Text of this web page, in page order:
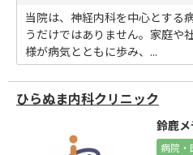
当院は、神経内科を中心とする
うだけではありません。家庭や
様が病気とともに歩み、...
ひらぬま内科クリニック
鈴鹿
病院・